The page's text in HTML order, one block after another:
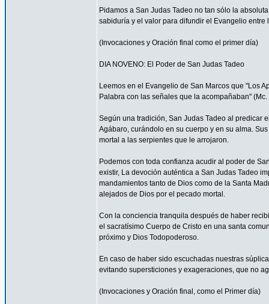
Pidamos a San Judas Tadeo no tan sólo la
sabiduría y el valor para difundir el Evangelio entre
(Invocaciones y Oración final como el primer día)
DIA NOVENO: El Poder de San Judas Tadeo
Leemos en el Evangelio de San Marcos que "Los
Palabra con las señales que la acompañaban" (Mc.
Según una tradición, San Judas Tadeo al predicar
Agábaro, curándolo en su cuerpo y en su alma.
mortal a las serpientes que le arrojaron.
Podemos con toda confianza acudir al poder de
existir, La devoción auténtica a San Judas Tadeo
mandamientos tanto de Dios como de la Santa
alejados de Dios por el pecado mortal.
Con la conciencia tranquila después de haber
el sacratísimo Cuerpo de Cristo en una santa
próximo y Dios Todopoderoso.
En caso de haber sido escuchadas nuestras
evitando supersticiones y exageraciones, que no
(Invocaciones y Oración final, como el Primer día)